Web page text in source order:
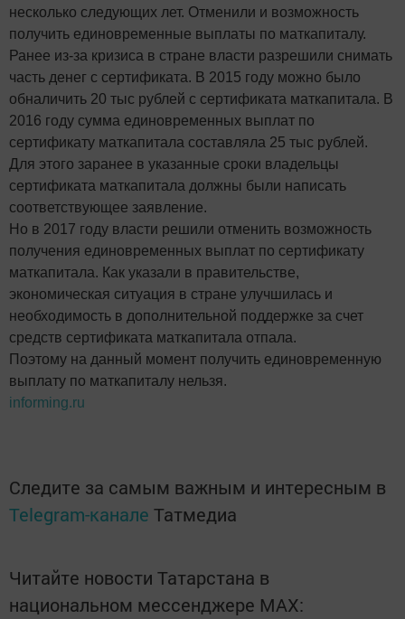
несколько следующих лет. Отменили и возможность
получить единовременные выплаты по маткапиталу.
Ранее из-за кризиса в стране власти разрешили снимать
часть денег с сертификата. В 2015 году можно было
обналичить 20 тыс рублей с сертификата маткапитала. В
2016 году сумма единовременных выплат по
сертификату маткапитала составляла 25 тыс рублей.
Для этого заранее в указанные сроки владельцы
сертификата маткапитала должны были написать
соответствующее заявление.
Но в 2017 году власти решили отменить возможность
получения единовременных выплат по сертификату
маткапитала. Как указали в правительстве,
экономическая ситуация в стране улучшилась и
необходимость в дополнительной поддержке за счет
средств сертификата маткапитала отпала.
Поэтому на данный момент получить единовременную
выплату по маткапиталу нельзя.
informing.ru
Следите за самым важным и интересным в
Telegram-канале Татмедиа
Читайте новости Татарстана в
национальном мессенджере MАХ: